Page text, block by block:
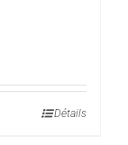
Détails